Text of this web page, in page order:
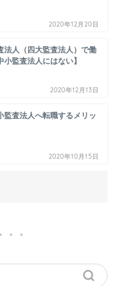
2020年12月20日
法人（四大監査法人）で働
小監査法人にはない】
2020年12月13日
監査法人へ転職するメリッ
2020年10月15日